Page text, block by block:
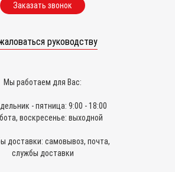
Заказать звонок
руководству
Мы работаем для Вас:
- пятница: 9:00 - 18:00
воскресенье: выходной
доставки: самовывоз, почта,
службы доставки